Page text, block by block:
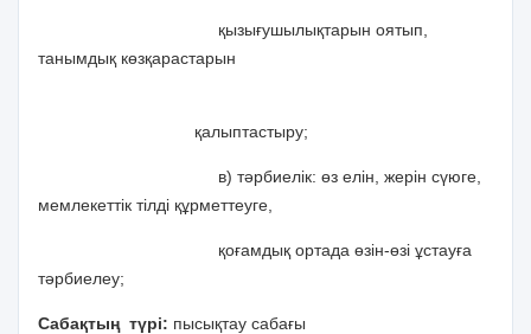
қызығушылықтарын оятып,
танымдық көзқарастарын
қалыптастыру;
в) тәрбиелік: өз елін, жерін сүюге,
мемлекеттік тілді құрметтеуге,
қоғамдық ортада өзін-өзі ұстауға
тәрбиелеу;
Сабақтың түрі: пысықтау сабағы